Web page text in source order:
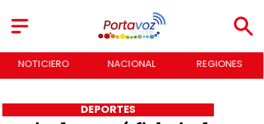
NOTICIERO NACIONAL REGIONES
DEPORTES